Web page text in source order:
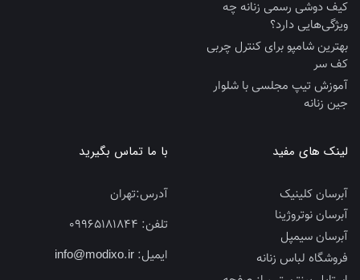
کیف دوشی رسمی زنانه چه
ویژگی‌هایی دارد؟
بهترین شامپو برای کنترل چربی
کف سر
آموزش تیپ مجلسی با شلوار
جین زنانه
لینک های مفید
آبرسان کلینیک
آبرسان نوتروژینا
آبرسان سیمپل
فروشگاه لباس زنانه
با ما تماس بگیرید
آدرس:تهران
تلفن:
ایمیل: